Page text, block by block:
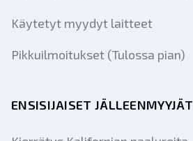
Käytetyt myydyt laitteet
Pikkuilmoitukset (Tulossa pian)
ENSISIJAISET JÄLLEENMYYJÄT